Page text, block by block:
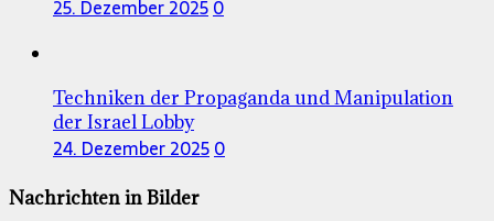
25. Dezember 20250
Techniken der Propaganda und Manipulation
der Israel Lobby
24. Dezember 20250
Nachrichten in Bilder